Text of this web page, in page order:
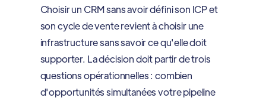
Choisir un CRM sans avoir défini son ICP et
son cycle de vente revient à choisir une
infrastructure sans savoir ce qu'elle doit
supporter. La décision doit partir de trois
questions opérationnelles : combien
d'opportunités simultanées votre pipeline